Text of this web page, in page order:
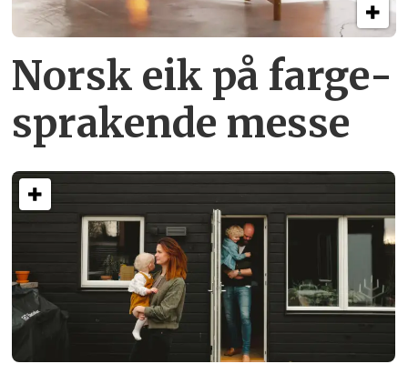
Norsk eik på farge­
sprakende messe